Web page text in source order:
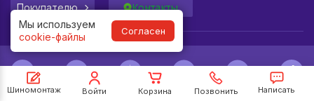
Мы используем
cookie-файлы
Согласен
Шиномонтаж Войти Корзина Позвонить Написать
Покупателю Контакты